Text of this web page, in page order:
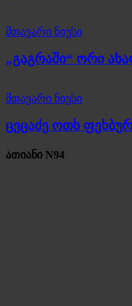
მთავარი ნიუსი
„გაგრაში“ ორი
მთავარი ნიუსი
ცეცაძე ოთხ
ათიანი N94